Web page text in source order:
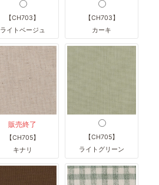
【CH703】
ライトベージュ
【CH703】
カーキ
販売終了
【CH705】
キナリ
【CH705】
ライトグリーン